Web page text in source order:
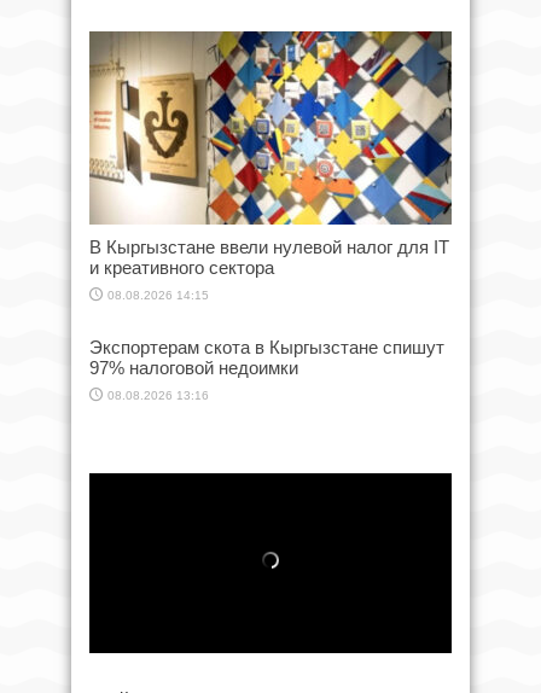
В Кыргызстане ввели нулевой налог для IT
и креативного сектора
08.08.2026 14:15
Экспортерам скота в Кыргызстане спишут
97% налоговой недоимки
08.08.2026 13:16